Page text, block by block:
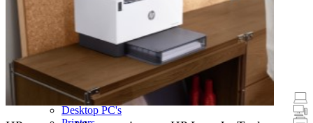
Laptops en tablets
Desktop PC's
Promoties